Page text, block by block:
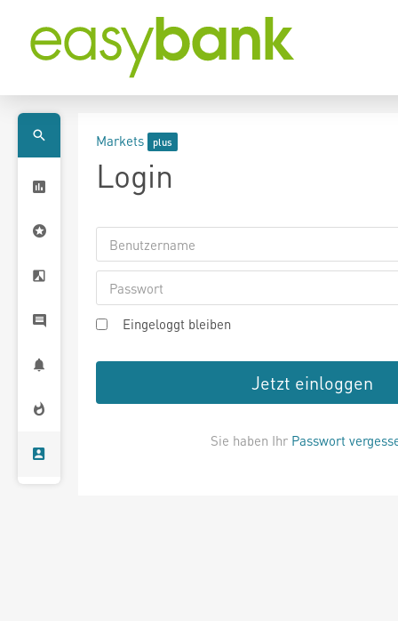
Markets
Login
Eingeloggt bleiben
Jetzt einloggen
Sie haben Ihr Passwort